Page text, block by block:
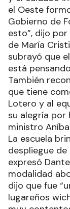
el Oeste
Gobierno de
esto”, dijo
de María
subrayó que
está
También
que tiene
Lotero y al
su alegría por
ministro
La escuela
despliegue
expresó
modalidad
dijo que fue
lugareños